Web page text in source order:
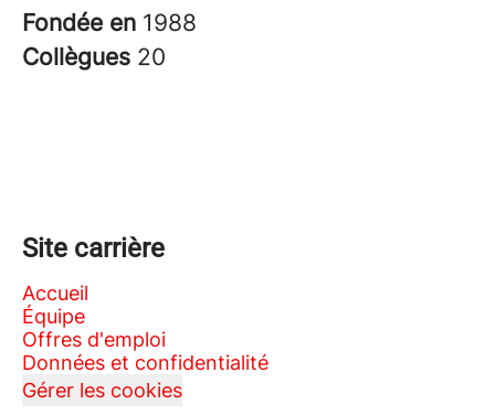
Fondée en 1988
Collègues 20
Site carrière
Accueil
Équipe
Offres d'emploi
Données et confidentialité
Gérer les cookies